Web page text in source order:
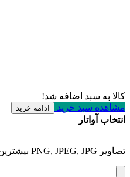
کالا به سبد اضافه شد!
مشاهده سبد خرید
ادامه خرید
انتخاب آواتار
تصاویر PNG, JPEG, JPG بیشترین حجم مجاز 3 مگابایت